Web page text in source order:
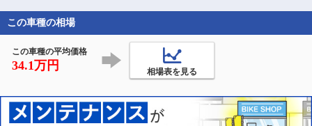
こねましたが、数年ぶ
りのビーナスラインに
この車種の相場
この車種の平均価格
34.1万円 相場表を見る